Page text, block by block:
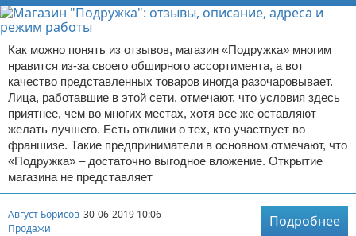
Как можно понять из отзывов, магазин «Подружка» многим
нравится из-за своего обширного ассортимента, а вот
качество представленных товаров иногда разочаровывает.
Лица, работавшие в этой сети, отмечают, что условия здесь
приятнее, чем во многих местах, хотя все же оставляют
желать лучшего. Есть отклики о тех, кто участвует во
франшизе. Такие предприниматели в основном отмечают, что
«Подружка» – достаточно выгодное вложение. Открытие
магазина не представляет
Август Борисов 30-06-2019 10:06
Продажи
Подробнее